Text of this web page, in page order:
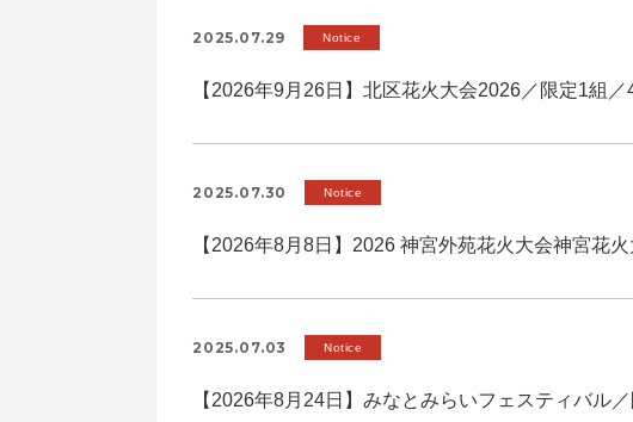
2025.07.29 Notice
【2026年9月26日】北区花火大会2026／限定1組／
2025.07.30 Notice
【2026年8月8日】2026 神宮外苑花火大会神宮花
2025.07.03 Notice
【2026年8月24日】みなとみらいフェスティバル